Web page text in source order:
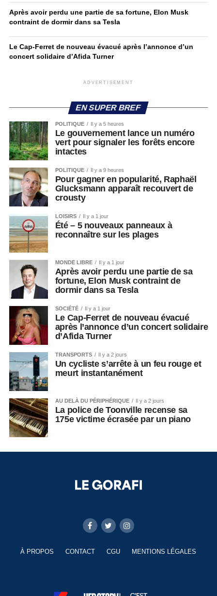
Après avoir perdu une partie de sa fortune, Elon Musk
contraint de dormir dans sa Tesla
Le Cap-Ferret de nouveau évacué après l’annonce d’un
concert solidaire d’Afida Turner
ADVERTISEMENT
EN SUPER BREF
POLITIQUE Il y a 5 heures
Le gouvernement lance un numéro
vert pour signaler les forêts encore
intactes
POLITIQUE Il y a 9 heures
Pour gagner en popularité, Raphaël
Glucksmann apparaît recouvert de
crousty
LOISIRS Il y a 1 jour
Été – 5 nouveaux panneaux à
reconnaître sur les plages
MONDE LIBRE Il y a 1 jour
Après avoir perdu une partie de sa
fortune, Elon Musk contraint de
dormir dans sa Tesla
SOCIÉTÉ Il y a 1 jour
Le Cap-Ferret de nouveau évacué
après l’annonce d’un concert solidaire
d’Afida Turner
TRANSPORTS Il y a 2 jours
Un cycliste s’arrête à un feu rouge et
meurt instantanément
AU DELÀ DU PÉRIPHÉRIQUE Il y a 2 jours
La police de Toonville recense sa
175e victime écrasée par un piano
À PROPOS CONTACT CGU MENTIONS LÉGALES